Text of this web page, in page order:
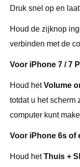
Druk snel op en
Houd de zijknop
verbinden met de
Voor iPhone 7 / 7
Houd hetVolume
totdat u het scherm
computer kunt
Voor iPhone 6s of
Houd hetThuis +